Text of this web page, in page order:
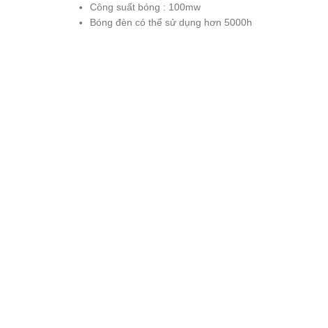
Công suất bóng : 100mw
Bóng đèn có thể sử dụng hơn 5000h